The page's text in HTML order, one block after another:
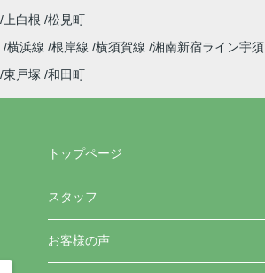
上白根 松見町
横浜線 根岸線 横須賀線 湘南新宿ライン宇須
東戸塚 和田町
トップページ
スタッフ
お客様の声